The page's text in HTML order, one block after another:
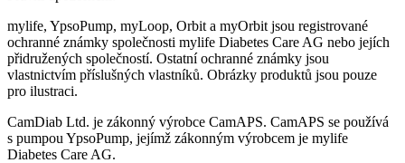
mylife, YpsoPump, myLoop, Orbit a myOrbit jsou registrované
ochranné známky společnosti mylife Diabetes Care AG nebo jejích
přidružených společností. Ostatní ochranné známky jsou
vlastnictvím příslušných vlastníků. Obrázky produktů jsou pouze
pro ilustraci.
CamDiab Ltd. je zákonný výrobce CamAPS. CamAPS se používá
s pumpou YpsoPump, jejímž zákonným výrobcem je mylife
Diabetes Care AG.